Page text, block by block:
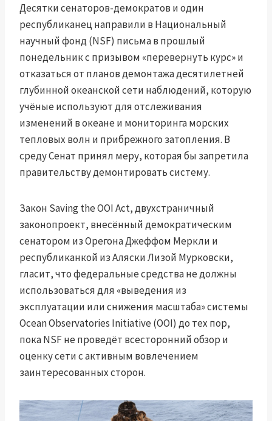
Десятки сенаторов-демократов и один
республиканец направили в Национальный
научный фонд (NSF) письма в прошлый
понедельник с призывом «перевернуть курс» и
отказаться от планов демонтажа десятилетней
глубинной океанской сети наблюдений, которую
учёные используют для отслеживания
изменений в океане и мониторинга морских
тепловых волн и прибрежного затопления. В
среду Сенат принял меру, которая бы запретила
правительству демонтировать систему.
Закон Saving the OOI Act, двухстраничный
законопроект, внесённый демократическим
сенатором из Орегона Джеффом Меркли и
республиканкой из Аляски Лизой Мурковски,
гласит, что федеральные средства не должны
использоваться для «выведения из
эксплуатации или снижения масштаба» системы
Ocean Observatories Initiative (OOI) до тех пор,
пока NSF не проведёт всесторонний обзор и
оценку сети с активным вовлечением
заинтересованных сторон.